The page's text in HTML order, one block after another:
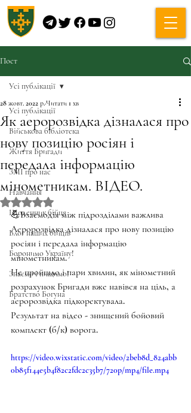
Пост
Усі публікації
Військова бібліотека
Життя Бригади
ЗМІ про нас
Навчання
Щоденник бійця
Блог наших бійців
Боронимо Україну!
Знаємо і нищимо!
Братство Богуна
Усі публікації
Як аеророзвідка дізналася про
нову позицію росіян і
передала інформацію
мінометникам. ВІДЕО.
28 жовт. 2022 р.Читати 1 хв
Оцінка: NaN з 5 зірок.
💪Взаємодія між підрозділами важлива
Аеророзвідка дізналася про нову позицію
росіян і передала інформацію
мінометникам.
Не пройшло і пари хвилин, як мінометний
розрахунок Бригади вже навівся на ціль, а
аеророзвідка підкоректувала.
Результат на відео - знищений бойовий
комплект (б/к) ворога.
https://video.wixstatic.com/video/2beb8d_824abb
0b85f144e5b4f82c2fdc2c35b7/720p/mp4/file.mp4